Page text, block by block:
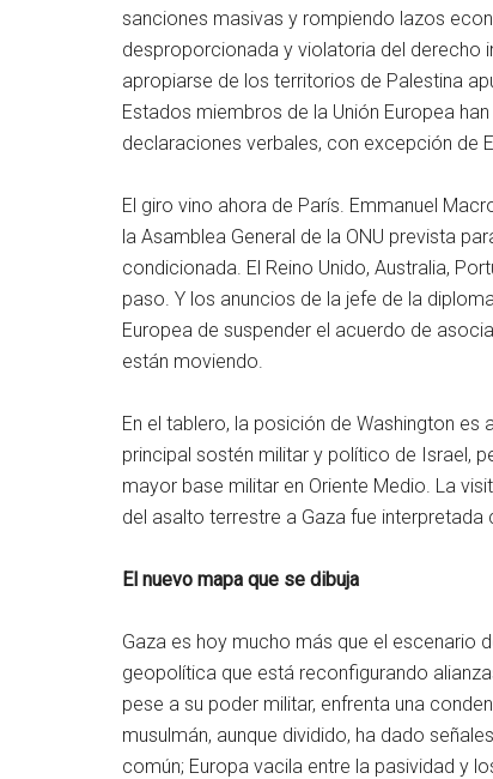
sanciones masivas y rompiendo lazos
desproporcionada y violatoria del derecho
apropiarse de los territorios de Palestina
Estados miembros de la Unión Europea
declaraciones verbales, con excepción de
El giro vino ahora de París. Emmanuel
la Asamblea General de la ONU prevista
condicionada. El Reino Unido, Australia,
paso. Y los anuncios de la jefe de la
Europea de suspender el acuerdo de
están moviendo.
En el tablero, la posición de Washington
principal sostén militar y político de Israel,
mayor base militar en Oriente Medio. La
del asalto terrestre a Gaza fue
El nuevo mapa que se dibuja
Gaza es hoy mucho más que el escenario
geopolítica que está reconfigurando
pese a su poder militar, enfrenta una
musulmán, aunque dividido, ha dado
común; Europa vacila entre la pasividad y